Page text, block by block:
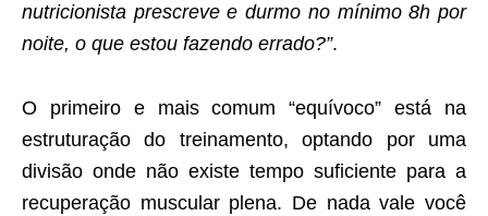
nutricionista prescreve e durmo no mínimo 8h por
noite, o que estou fazendo errado?”.
O primeiro e mais comum “equívoco” está na
estruturação do treinamento, optando por uma
divisão onde não existe tempo suficiente para a
recuperação muscular plena. De nada vale você